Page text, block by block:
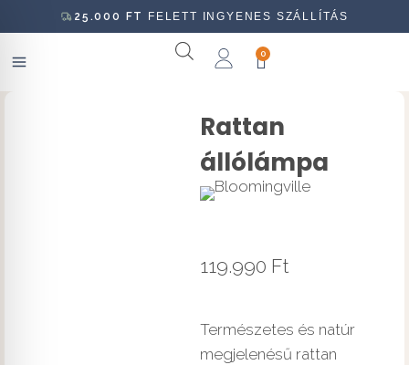
25.000 FT FELETT INGYENES SZÁLLÍTÁS
0
Rattan
állólámpa
119.990 Ft
Természetes és natúr
megjelenésű rattan